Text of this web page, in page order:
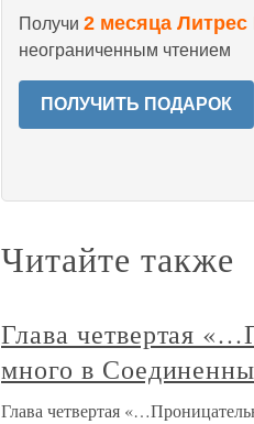
Получи 2 месяца
неограниченным чтением
ПОЛУЧИТЬ ПОДАРОК
Читайте также
Глава четвертая
много в
Глава четвертая